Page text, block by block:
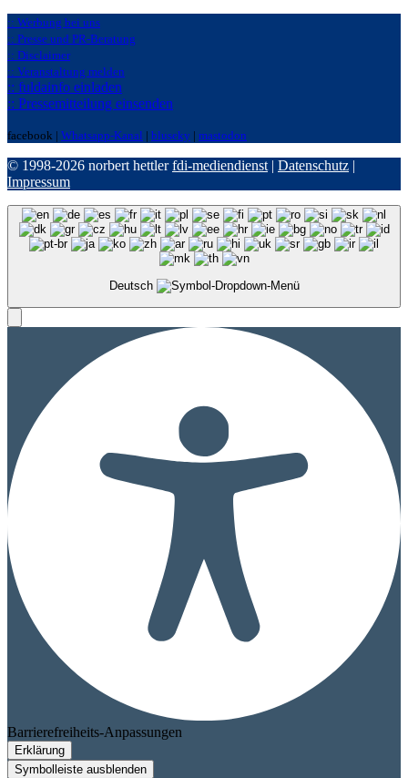
:: Werbung bei uns
:: Presse und PR-Beratung
:: Disclaimer
:: Veranstaltung melden
:: fuldainfo einladen
:: Pressemitteilung einsenden
facebook | Whatsapp-Kanal | bluseky | mastodon
© 1998-2026 norbert hettlerfdi-mediendienst | Datenschutz |
Impressum
Deutsch
Barrierefreiheits-Anpassungen
Erklärung
Symbolleiste ausblenden